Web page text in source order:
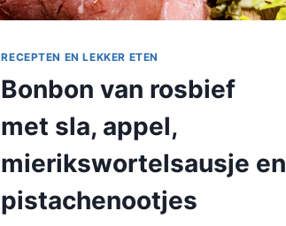
RECEPTEN EN LEKKER ETEN
Bonbon van rosbief
met sla, appel,
mierikswortelsausje en
pistachenootjes